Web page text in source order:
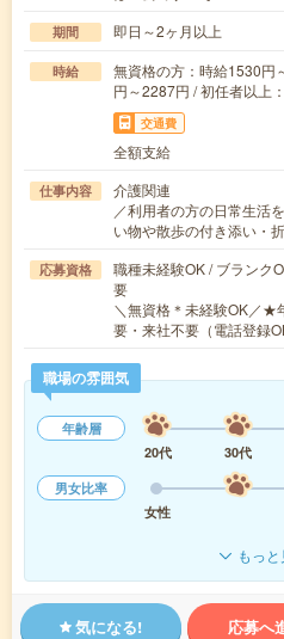
期間 即日～2ヶ月以上
時給
無資格の方：時給1530円
円～2287円 / 初任者以上
交通費
全額支給
仕事内容
介護関連
／利用者の方の日常生
い物や散歩の付き添い・
応募資格
職種未経験OK / ブランク
要
＼無資格＊未経験OK／★
要・来社不要（電話登録
職場の雰囲気
年齢層
20代
30代
男女比率
女性
もっ
気になる! 応募へ